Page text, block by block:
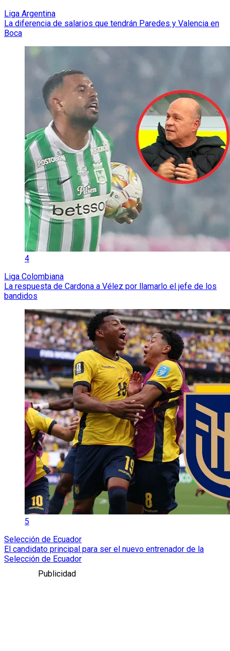
Liga Argentina
La diferencia de salarios que tendrán Paredes y Valencia en
Boca
4
Liga Colombiana
La respuesta de Cardona a Vélez por llamarlo el jefe de los
bandidos
5
Selección de Ecuador
El candidato principal para ser el nuevo entrenador de la
Selección de Ecuador
Publicidad